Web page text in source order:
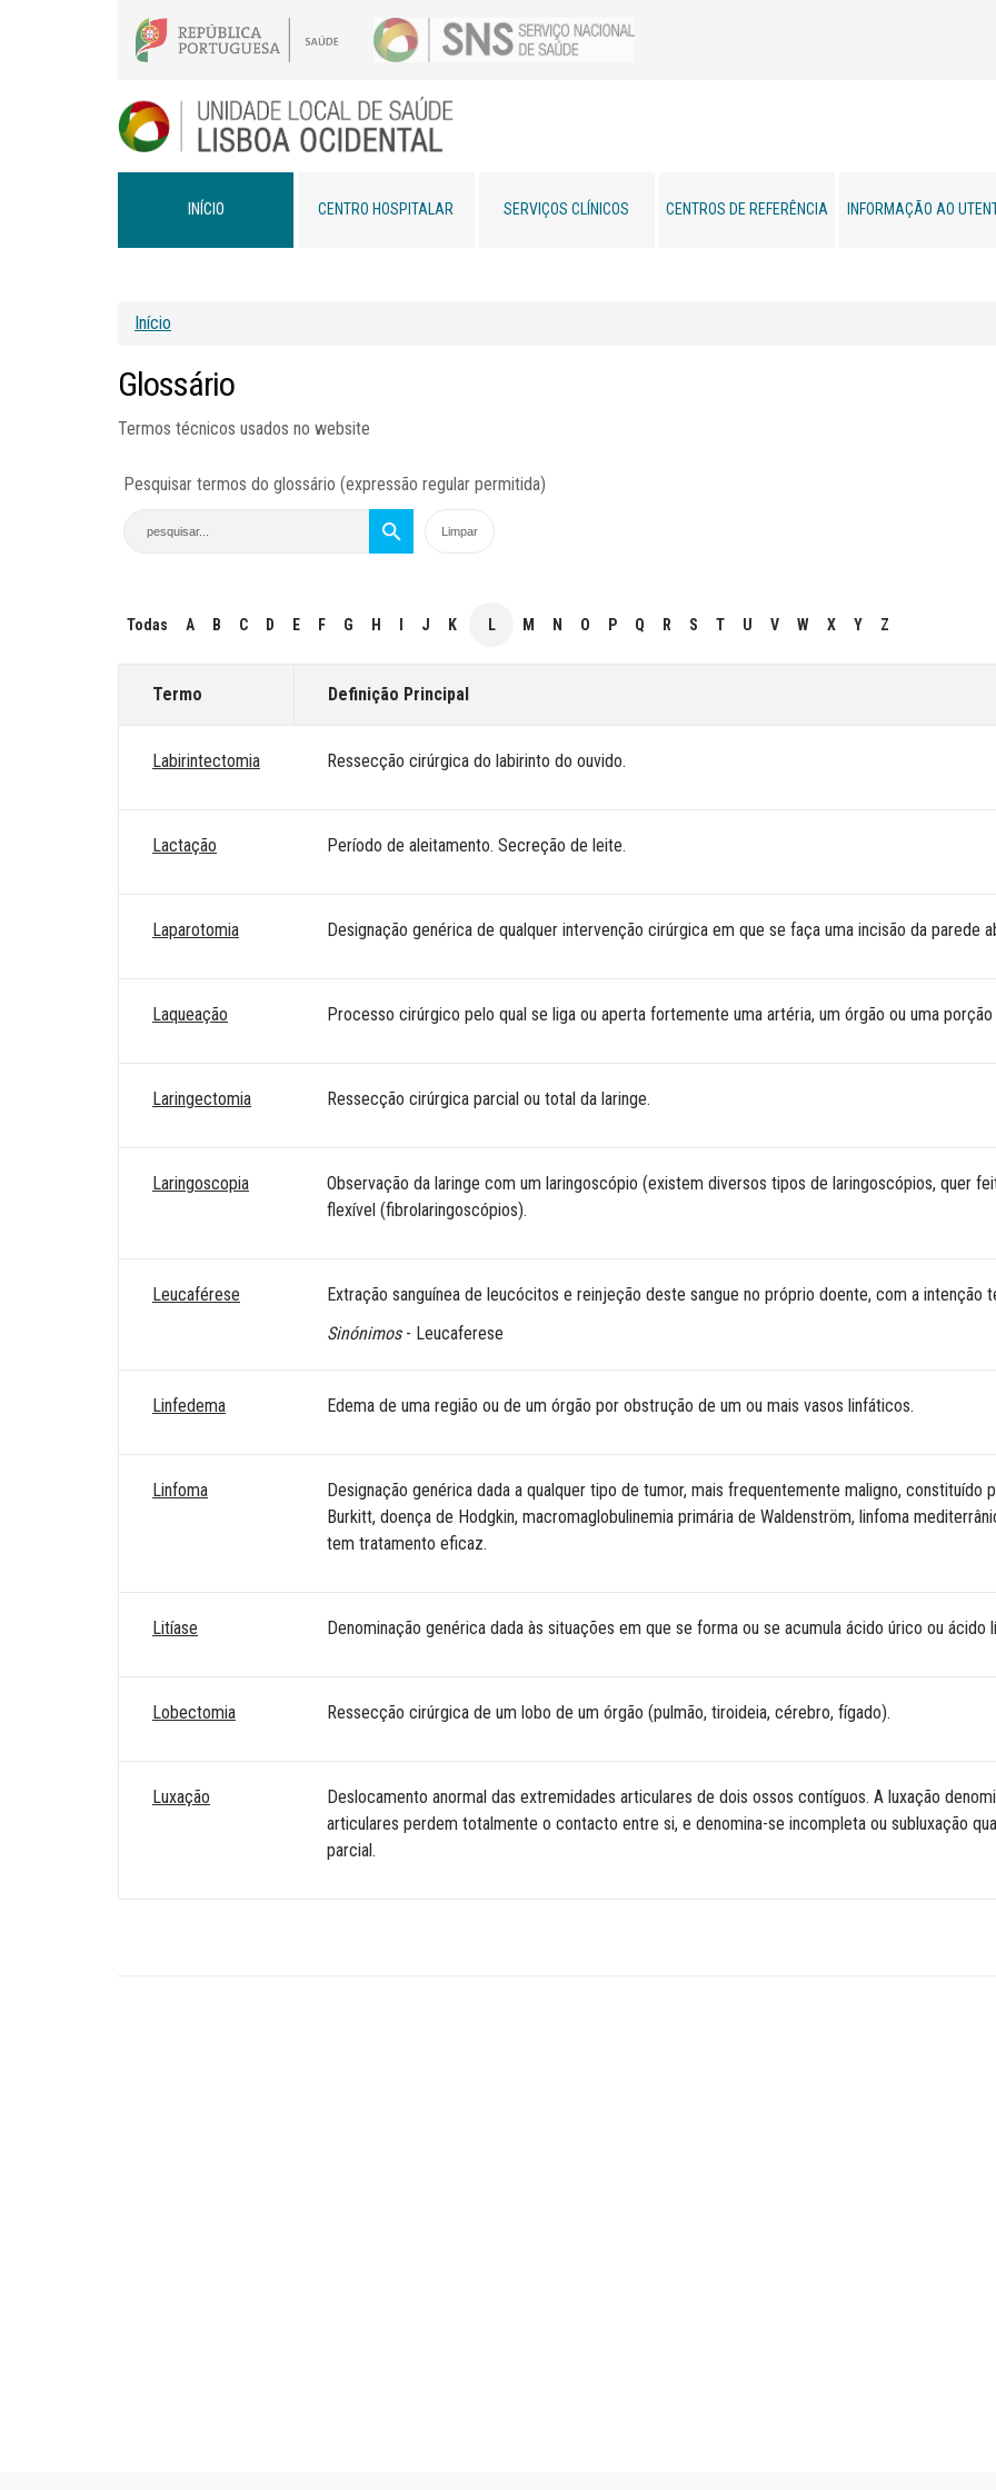
INÍCIO CENTRO HOSPITALAR SERVIÇOS CLÍNICOS CENTROS DE REFERÊNCIA INFORMAÇÃO AO
Início
Glossário
Termos técnicos usados no website
Pesquisar termos do glossário (expressão regular permitida)
Todas A B C D E F G H J K L M N O P Q R S T U V W X Y Z
Termo Definição Principal
Labirintectomia Ressecção cirúrgica do labirinto do ouvido.
Lactação Período de aleitamento. Secreção de leite.
Laparotomia Designação genérica de qualquer intervenção cirúrgica em que se faça uma incisão da parede
Laqueação Processo cirúrgico pelo qual se liga ou aperta fortemente uma artéria, um órgão ou uma
Laringectomia Ressecção cirúrgica parcial ou total da laringe.
Laringoscopia
Observação da laringe com um laringoscópio (existem diversos tipos de laringoscópios, quer
flexível (fibrolaringoscópios).
Leucaférese
Extração sanguínea de leucócitos e reinjeção deste sangue no próprio doente, com a intenção
Sinónimos- Leucaferese
Linfedema Edema de uma região ou de um órgão por obstrução de um ou mais vasos linfáticos.
Linfoma
Designação genérica dada a qualquer tipo de tumor, mais frequentemente maligno,
Burkitt, doença de Hodgkin, macromaglobulinemia primária de Waldenström, linfoma
tem tratamento eficaz.
Litíase Denominação genérica dada às situações em que se forma ou se acumula ácido úrico ou ácido
Lobectomia Ressecção cirúrgica de um lobo de um órgão (pulmão, tiroideia, cérebro, fígado).
Luxação
Deslocamento anormal das extremidades articulares de dois ossos contíguos. A luxação
articulares perdem totalmente o contacto entre si, e denomina-se incompleta ou subluxação
parcial.